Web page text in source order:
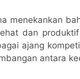
menekankan
dan
ajang
antara